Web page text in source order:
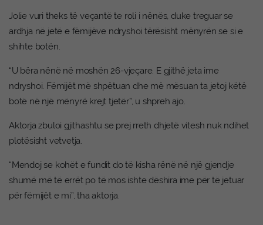
Jolie vuri theks të veçantë te roli i nënës, duke treguar se
ardhja në jetë e fëmijëve ndryshoi tërësisht mënyrën se si e
shihte botën.
“U bëra nënë në moshën 26-vjeçare. E gjithë jeta ime
ndryshoi. Fëmijët më shpëtuan dhe më mësuan ta jetoj këtë
botë në një mënyrë krejt tjetër”, u shpreh ajo.
Aktorja zbuloi gjithashtu se prej rreth dhjetë vitesh nuk ndihet
plotësisht vetvetja.
“Mendoj se kohët e fundit do të kisha rënë në një gjendje
shumë më të errët po të mos ishte dëshira ime për të jetuar
për fëmijët e mi”, tha aktorja.